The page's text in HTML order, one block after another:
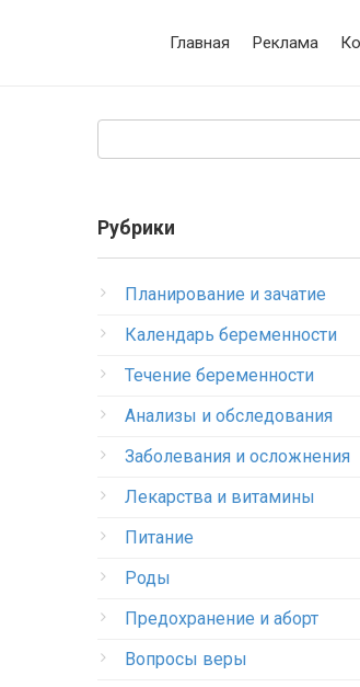
Главная Реклама
Рубрики
Планирование и зачатие
Календарь беременности
Течение беременности
Анализы и обследования
Заболевания и осложнения
Лекарства и витамины
Питание
Роды
Предохранение и аборт
Вопросы веры